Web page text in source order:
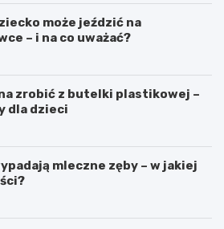
może jeździć na
– i na co uważać?
zrobić z butelki plastikowej –
dla dzieci
mleczne zęby – w jakiej